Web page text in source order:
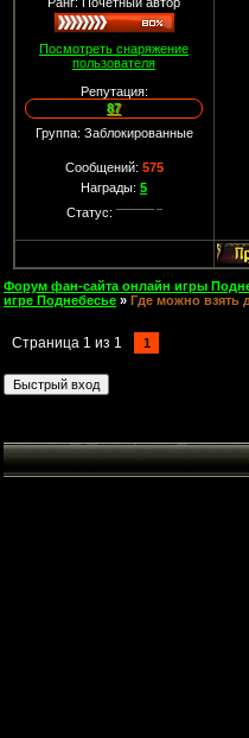
Посмотреть снаряжение
пользователя
Репутация:
87
Группа: Заблокированные
Сообщений: 575
Награды: 5
Статус:
Форум фан-сайта онлайн игры
игре Поднебесье » Где можно взять
Страница 1 из 1 1